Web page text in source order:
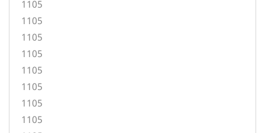
1105
1105
1105
1105
1105
1105
1105
1105